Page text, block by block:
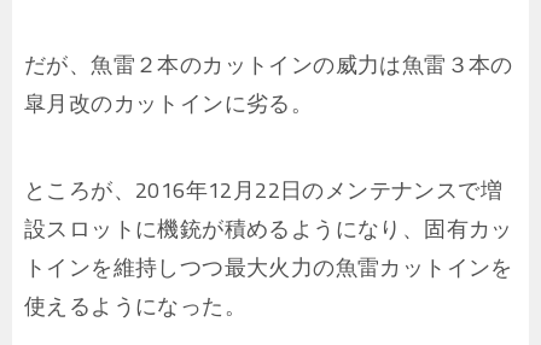
だが、魚雷２本のカットインの威力は魚雷３本の
皐月改のカットインに劣る。
ところが、2016年12月22日のメンテナンスで増
設スロットに機銃が積めるようになり、固有カッ
トインを維持しつつ最大火力の魚雷カットインを
使えるようになった。